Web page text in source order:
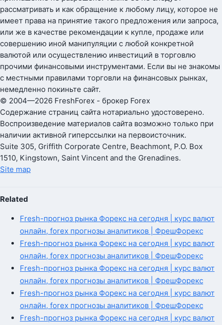
рассматривать и как обращение к любому лицу, которое не
имеет права на принятие такого предложения или запроса,
или же в качестве рекомендации к купле, продаже или
совершению иной манипуляции с любой конкретной
валютой или осуществлению инвестиций в торговлю
прочими финансовыми инструментами. Если вы не знакомы
с местными правилами торговли на финансовых рынках,
немедленно покиньте сайт.
© 2004—2026 FreshForex - брокер Forex
Содержание страниц сайта нотариально удостоверено.
Воспроизведение материалов сайта возможно только при
наличии активной гиперссылки на первоисточник.
Suite 305, Griffith Corporate Centre, Beachmont, P.O. Box
1510, Kingstown, Saint Vincent and the Grenadines.
Site map
Related
Fresh-прогноз рынка Форекс на сегодня | курс валют
онлайн, forex прогнозы аналитиков | ФрешФорекс
Fresh-прогноз рынка Форекс на сегодня | курс валют
онлайн, forex прогнозы аналитиков | ФрешФорекс
Fresh-прогноз рынка Форекс на сегодня | курс валют
онлайн, forex прогнозы аналитиков | ФрешФорекс
Fresh-прогноз рынка Форекс на сегодня | курс валют
онлайн, forex прогнозы аналитиков | ФрешФорекс
Fresh-прогноз рынка Форекс на сегодня | курс валют